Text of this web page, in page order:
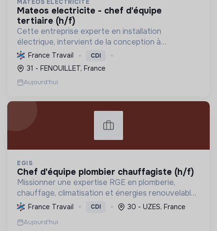
MATEOS ELECTRICITE
mateos electricite - chef d'équipe
tertiaire (h/f)
Cette entreprise experte en installation
électrique, intervient de la conception à
l'exploitation, notamment pour les centrales
photovoltaïques. Elle contribue à la transition
écologique avec son Labe...
France Travail CDI
31 - FENOUILLET, France
Aujourd'hui
EGIS
chef d'équipe plombier chauffagiste (h/f)
Missionner une expertise RGE en plomberie,
chauffage, climatisation et énergies renouvelables
pour les particuliers, professionnels et
collectivités, œuvrant pour la transition
énergétique et l'effica...
France Travail CDI 30 - UZES, France
Aujourd'hui